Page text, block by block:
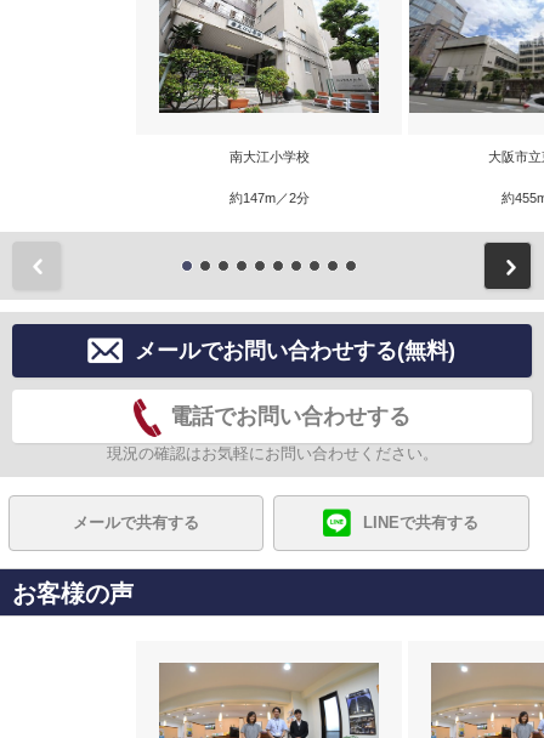
南大江小学校
約147m／2分
大阪市
約
メールでお問い合わせする(無料)
電話でお問い合わせする
現況の確認はお気軽にお問い合わせください。
メールで共有する LINEで共有する
お客様の声